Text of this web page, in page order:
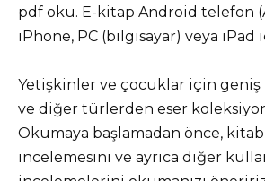
pdf oku. E-kitap Android telefon
iPhone, PC (bilgisayar) veya
Yetişkinler ve çocuklar için geniş
ve diğer türlerden eser
Okumaya başlamadan önce,
incelemesini ve ayrıca diğer